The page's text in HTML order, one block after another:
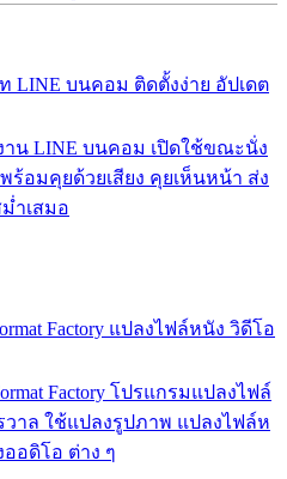
LINE บนคอม ติดตั้งง่าย อัปเดต
าน LINE บนคอม เปิดใช้ขณะนั่ง
ร้อมคุยด้วยเสียง คุยเห็นหน้า ส่ง
ำเสมอ
Factory แปลงไฟล์หนัง วิดีโอ
Factory โปรแกรมแปลงไฟล์
วาล ใช้แปลงรูปภาพ แปลงไฟล์ห
ออดิโอ ต่าง ๆ